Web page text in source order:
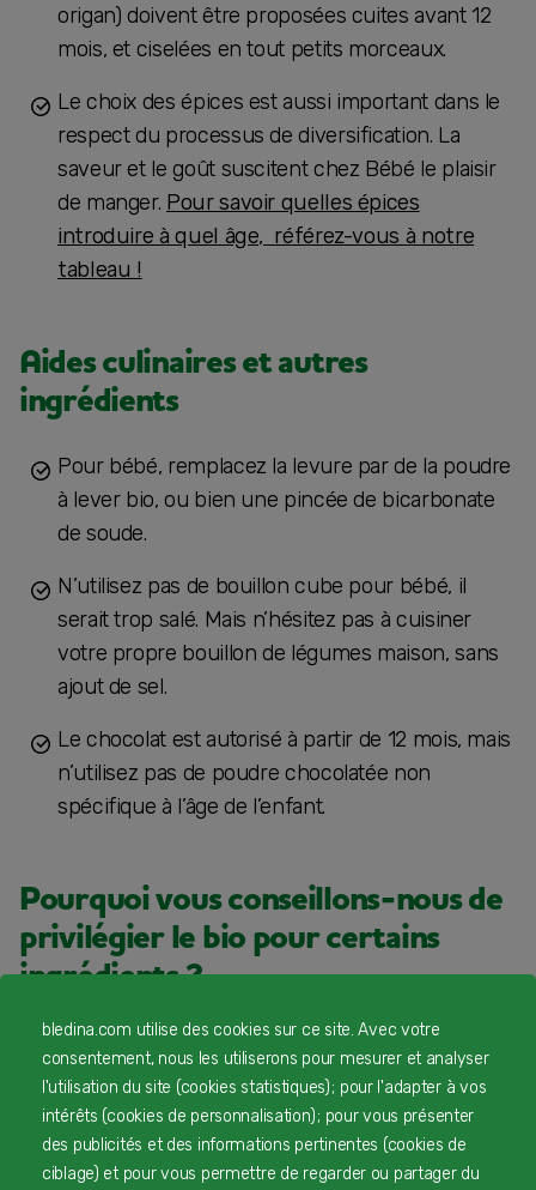
origan) doivent être proposées cuites avant 12
mois, et ciselées en tout petits morceaux.
Le choix des épices est aussi important dans le
respect du processus de diversification. La
saveur et le goût suscitent chez Bébé le plaisir
de manger. Pour savoir quelles épices
introduire à quel âge, référez-vous à notre
tableau !
Aides culinaires et autres
ingrédients
Pour bébé, remplacez la levure par de la poudre
à lever bio, ou bien une pincée de bicarbonate
de soude.
N’utilisez pas de bouillon cube pour bébé, il
serait trop salé. Mais n’hésitez pas à cuisiner
votre propre bouillon de légumes maison, sans
ajout de sel.
Le chocolat est autorisé à partir de 12 mois, mais
n’utilisez pas de poudre chocolatée non
spécifique à l’âge de l’enfant.
Pourquoi vous conseillons-nous de
privilégier le bio pour certains
ingrédients ?
Dans les petits pots pour bébés, qu’ils soient
conventionnels ou bio, les ingrédients utilisés sont
spécifiquement cultivés pour répondre, non
seulement à leurs besoins nutritionnels, mais
également aux critères très stricts de la
bledina.com utilise des cookies sur ce site. Avec votre
consentement, nous les utiliserons pour mesurer et analyser
l'utilisation du site (cookies statistiques) ; pour l'adapter à vos
intérêts (cookies de personnalisation) ; pour vous présenter
des publicités et des informations pertinentes (cookies de
ciblage) et pour vous permettre de regarder ou partager du